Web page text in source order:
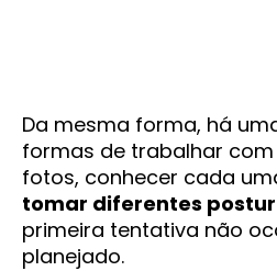
Da mesma forma, há
formas de trabalhar
fotos, conhecer cada
tomar diferentes
primeira tentativa não
planejado.